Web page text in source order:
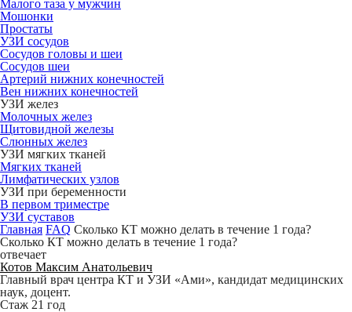
Малого таза у мужчин
Мошонки
Простаты
УЗИ сосудов
Сосудов головы и шеи
Сосудов шеи
Артерий нижних конечностей
Вен нижних конечностей
УЗИ желез
Молочных желез
Щитовидной железы
Слюнных желез
УЗИ мягких тканей
Мягких тканей
Лимфатических узлов
УЗИ при беременности
В первом триместре
УЗИ суставов
Главная FAQ Сколько КТ можно делать в течение 1 года?
Сколько КТ можно делать в течение 1 года?
отвечает
Котов Максим Анатольевич
Главный врач центра КТ и УЗИ «Ами», кандидат медицинских
наук, доцент.
Стаж 21 год